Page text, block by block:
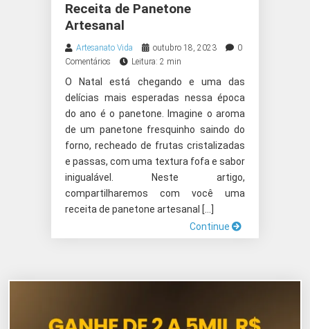
Receita de Panetone
Artesanal
Artesanato Vida outubro 18, 2023
0
Comentários
Leitura: 2 min
O Natal está chegando e uma das
delícias mais esperadas nessa época
do ano é o panetone. Imagine o aroma
de um panetone fresquinho saindo do
forno, recheado de frutas cristalizadas
e passas, com uma textura fofa e sabor
inigualável. Neste artigo,
compartilharemos com você uma
receita de panetone artesanal […]
Continue